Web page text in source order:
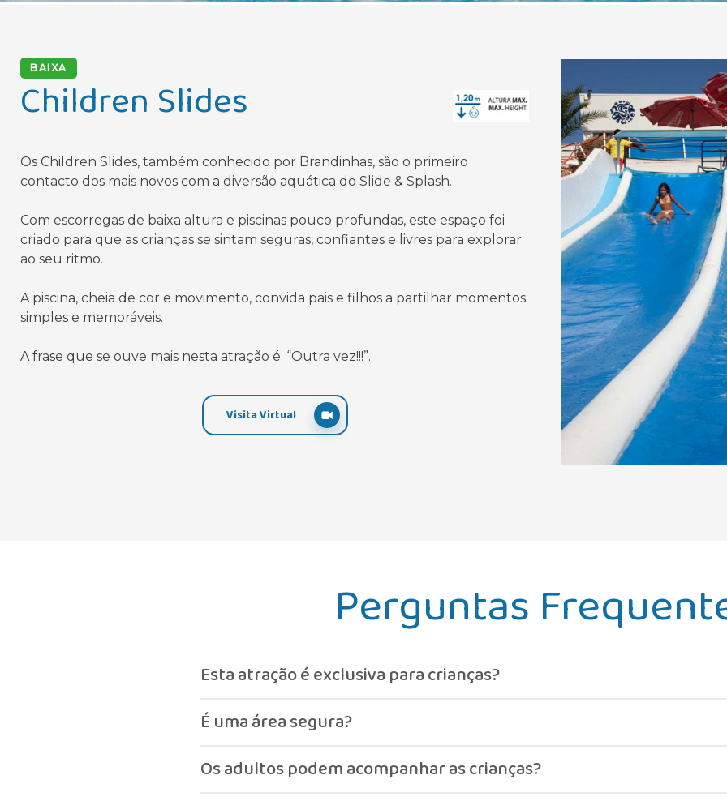
BAIXA
Children Slides
Os Children Slides, também conhecido por Brandinhas, são o primeiro
contacto dos mais novos com a diversão aquática do Slide & Splash.
Com escorregas de baixa altura e piscinas pouco profundas, este espaço foi
criado para que as crianças se sintam seguras, confiantes e livres para explorar
ao seu ritmo.
A piscina, cheia de cor e movimento, convida pais e filhos a partilhar momentos
simples e memoráveis.
A frase que se ouve mais nesta atração é: “Outra vez!!!”.
Visita Virtual
Perguntas
Esta atração é exclusiva para crianças?
É uma área segura?
Os adultos podem acompanhar as crianças?